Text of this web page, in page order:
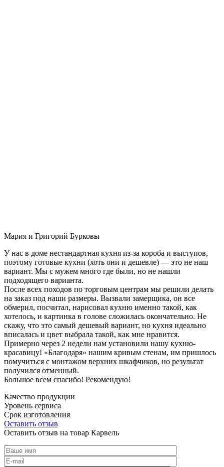
Мария и Григорий Бурковы
У нас в доме нестандартная кухня из-за короба и выступов,
поэтому готовые кухни (хоть они и дешевле) — это не наш
вариант. Мы с мужем много где были, но не нашли
подходящего варианта.
После всех походов по торговым центрам мы решили делать
на заказ под наши размеры. Вызвали замерщика, он все
обмерил, посчитал, нарисовал кухню именно такой, как
хотелось, и картинка в голове сложилась окончательно. Не
скажу, что это самый дешевый вариант, но кухня идеально
вписалась и цвет выбрала такой, как мне нравится.
Примерно через 2 недели нам установили нашу кухню-
красавицу! «Благодаря» нашим кривым стенам, им пришлось
помучиться с монтажом верхних шкафчиков, но результат
получился отменный.
Большое всем спасибо! Рекомендую!
Качество продукции
Уровень сервиса
Срок изготовления
Оставить отзыв
Оставить отзыв на товар Карвель